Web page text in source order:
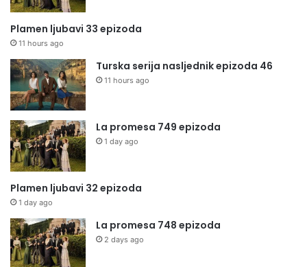
Plamen ljubavi 33 epizoda
11 hours ago
Turska serija nasljednik epizoda 46
11 hours ago
La promesa 749 epizoda
1 day ago
Plamen ljubavi 32 epizoda
1 day ago
La promesa 748 epizoda
2 days ago